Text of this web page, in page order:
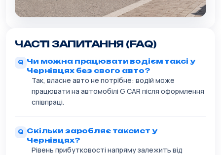
ЧАСТІ ЗАПИТАННЯ (FAQ)
Чи можна працювати водієм таксі у
Чернівцях без свого авто?
Так, власне авто не потрібне: водій може
працювати на автомобілі G CAR після оформлення
співпраці.
Скільки заробляє таксист у
Чернівцях?
Рівень прибутковості напряму залежить від